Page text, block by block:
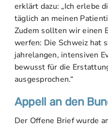
erklärt dazu: „Ich erlebe
täglich an meinen
Zudem sollten wir einen
werfen: Die Schweiz hat
jahrelangen, intensiven
bewusst für die
ausgesprochen.“
Appell an den
Der Offene Brief wurde